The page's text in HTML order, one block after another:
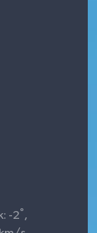
-2° ,